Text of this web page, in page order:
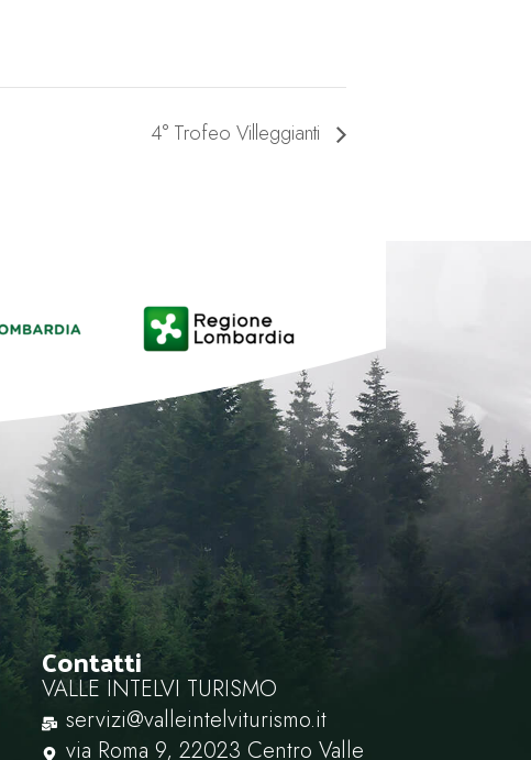
4° Trofeo Villeggianti
Contatti
VALLE INTELVI TURISMO
servizi@valleintelviturismo.it
via Roma 9, 22023 Centro Valle